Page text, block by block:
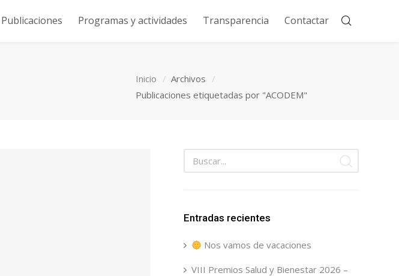
Publicaciones Programas y actividades Transparencia Contactar
Inicio
Archivos
Publicaciones etiquetadas por "ACODEM"
Entradas recientes
Nos vamos de vacaciones
VIII Premios Salud y Bienestar 2026 –